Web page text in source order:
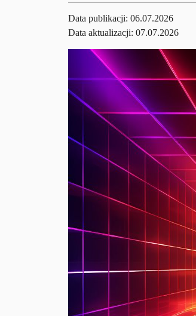
Data publikacji:06.07.2026
Data aktualizacji: 07.07.2026